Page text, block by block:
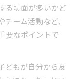
る場面が多いかど
ーム活動など、
要なポイントで
どもが自分から友